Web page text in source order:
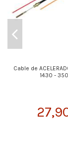
Cable de
1430 -